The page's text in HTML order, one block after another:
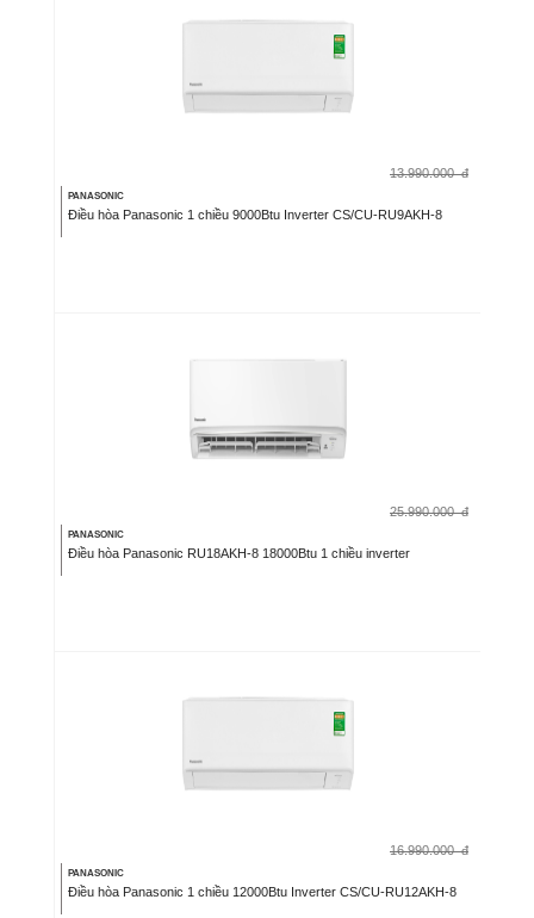
13.990.000 đ
PANASONIC
Điều hòa Panasonic 1 chiều 9000Btu Inverter CS/CU-RU9AKH-8
25.990.000 đ
PANASONIC
Điều hòa Panasonic RU18AKH-8 18000Btu 1 chiều inverter
16.990.000 đ
PANASONIC
Điều hòa Panasonic 1 chiều 12000Btu Inverter CS/CU-RU12AKH-8